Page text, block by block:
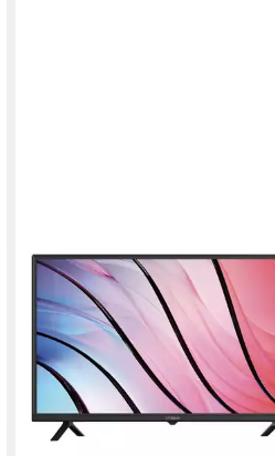
80 cm/32 Zoll
Diagonale
LED Bildschirmtechnologie
HD Auflösung
Produktdatenblatt
147,55 €
249,00 €
13,48 €
mtl. in 12 Raten
-41%
lieferbar in 3 Wochen